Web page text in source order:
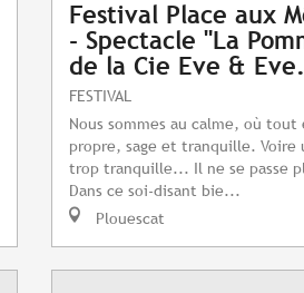
Festival Place aux
- Spectacle "La
de la Cie Eve & Eve.
FESTIVAL
Nous sommes au calme, où tout
propre, sage et tranquille. Voire
trop tranquille... Il ne se passe
Dans ce soi-disant bie...
Plouescat